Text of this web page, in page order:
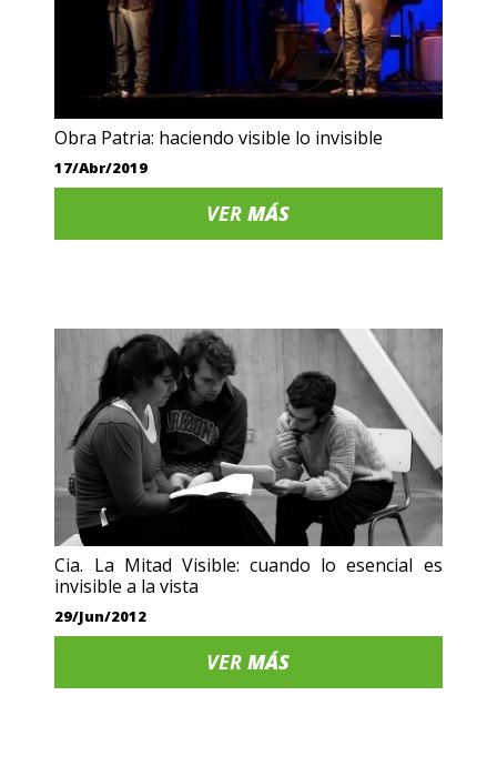
Obra Patria: haciendo visible lo invisible
17/Abr/2019
VERMÁS
Cia. La Mitad Visible: cuando lo esencial es
invisible a la vista
29/Jun/2012
VERMÁS